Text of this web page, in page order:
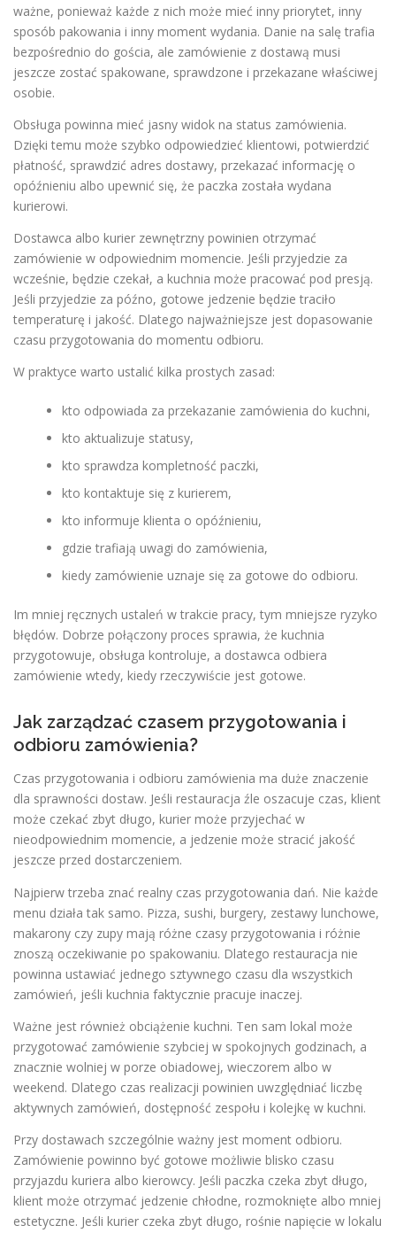
ważne, ponieważ każde z nich może mieć inny priorytet, inny
sposób pakowania i inny moment wydania. Danie na salę trafia
bezpośrednio do gościa, ale zamówienie z dostawą musi
jeszcze zostać spakowane, sprawdzone i przekazane właściwej
osobie.
Obsługa powinna mieć jasny widok na status zamówienia.
Dzięki temu może szybko odpowiedzieć klientowi, potwierdzić
płatność, sprawdzić adres dostawy, przekazać informację o
opóźnieniu albo upewnić się, że paczka została wydana
kurierowi.
Dostawca albo kurier zewnętrzny powinien otrzymać
zamówienie w odpowiednim momencie. Jeśli przyjedzie za
wcześnie, będzie czekał, a kuchnia może pracować pod presją.
Jeśli przyjedzie za późno, gotowe jedzenie będzie traciło
temperaturę i jakość. Dlatego najważniejsze jest dopasowanie
czasu przygotowania do momentu odbioru.
W praktyce warto ustalić kilka prostych zasad:
kto odpowiada za przekazanie zamówienia do kuchni,
kto aktualizuje statusy,
kto sprawdza kompletność paczki,
kto kontaktuje się z kurierem,
kto informuje klienta o opóźnieniu,
gdzie trafiają uwagi do zamówienia,
kiedy zamówienie uznaje się za gotowe do odbioru.
Im mniej ręcznych ustaleń w trakcie pracy, tym mniejsze ryzyko
błędów. Dobrze połączony proces sprawia, że kuchnia
przygotowuje, obsługa kontroluje, a dostawca odbiera
zamówienie wtedy, kiedy rzeczywiście jest gotowe.
Jak zarządzać czasem przygotowania i
odbioru zamówienia?
Czas przygotowania i odbioru zamówienia ma duże znaczenie
dla sprawności dostaw. Jeśli restauracja źle oszacuje czas, klient
może czekać zbyt długo, kurier może przyjechać w
nieodpowiednim momencie, a jedzenie może stracić jakość
jeszcze przed dostarczeniem.
Najpierw trzeba znać realny czas przygotowania dań. Nie każde
menu działa tak samo. Pizza, sushi, burgery, zestawy lunchowe,
makarony czy zupy mają różne czasy przygotowania i różnie
znoszą oczekiwanie po spakowaniu. Dlatego restauracja nie
powinna ustawiać jednego sztywnego czasu dla wszystkich
zamówień, jeśli kuchnia faktycznie pracuje inaczej.
Ważne jest również obciążenie kuchni. Ten sam lokal może
przygotować zamówienie szybciej w spokojnych godzinach, a
znacznie wolniej w porze obiadowej, wieczorem albo w
weekend. Dlatego czas realizacji powinien uwzględniać liczbę
aktywnych zamówień, dostępność zespołu i kolejkę w kuchni.
Przy dostawach szczególnie ważny jest moment odbioru.
Zamówienie powinno być gotowe możliwie blisko czasu
przyjazdu kuriera albo kierowcy. Jeśli paczka czeka zbyt długo,
klient może otrzymać jedzenie chłodne, rozmoknięte albo mniej
estetyczne. Jeśli kurier czeka zbyt długo, rośnie napięcie w lokalu